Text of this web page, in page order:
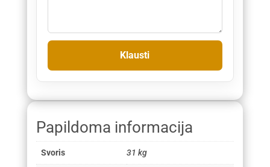
Papildoma informacija
Svoris 31 kg